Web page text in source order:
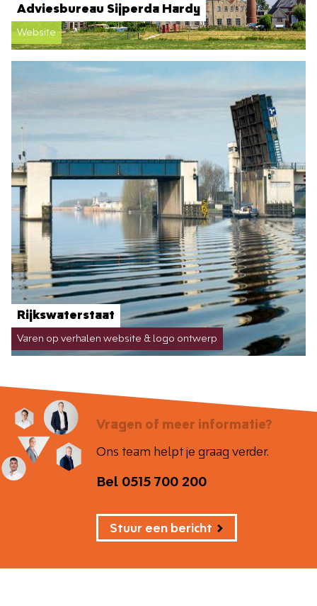
Adviesbureau Sijperda Hardy
Website
Rijkswaterstaat
Varen op verhalen website & logo ontwerp
Vragen of meer informatie?
Ons team helpt je graag verder.
Bel 0515 700 200
Stuur een bericht